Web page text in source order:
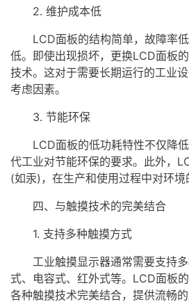
2. 维护成本低
LCD面板的结构简单，故障率低
低。即使出现损坏，更换LCD面板
技术。这对于需要长期运行的工业
考虑因素。
3. 节能环保
LCD面板的低功耗特性不仅降低
代工业对节能环保的要求。此外，
(如汞)，在生产和使用过程中对环境
四、与触摸技术的完美结合
1. 支持多种触摸方式
工业触摸显示器通常需要支持多
式、电容式、红外式等。LCD面板
各种触摸技术完美结合，提供流畅